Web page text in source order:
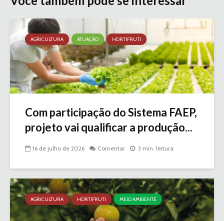
AGRICULTURA ATUAÇÃO HORTIFRUTI
Com participação do Sistema FAEP,
projeto vai qualificar a produção...
16 de julho de 2026 Comentar 3 min. leitura
AGRICULTURA HORTIFRUTI MEIO AMBIENTE